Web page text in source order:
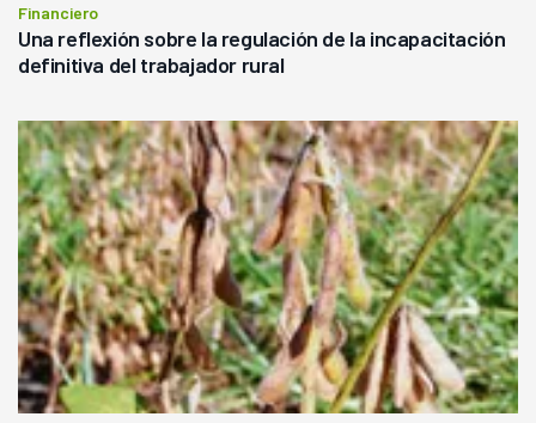
Financiero
Una reflexión sobre la regulación de la incapacitación
definitiva del trabajador rural